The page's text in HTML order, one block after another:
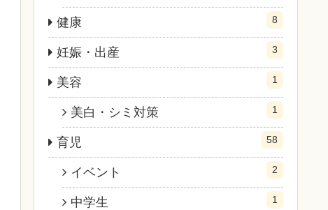
健康 8
妊娠・出産 3
美容 1
美白・シミ対策 1
育児 58
イベント 2
中学生 1